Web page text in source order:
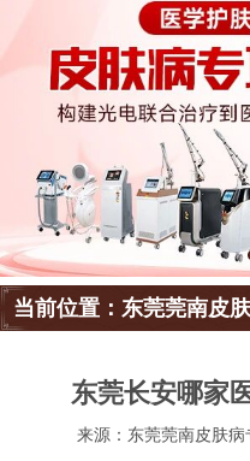
当前位置：东莞莞南皮
东莞长安哪家
来源：东莞莞南皮肤病